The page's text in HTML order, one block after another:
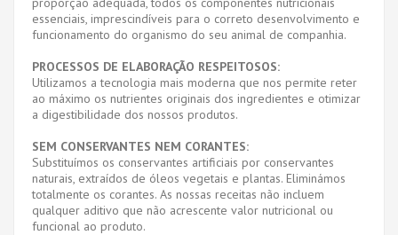
essenciais, imprescindíveis para o correto desenvolvimento e
funcionamento do organismo do seu animal de companhia.
PROCESSOS DE ELABORAÇÃO RESPEITOSOS:
Utilizamos a tecnologia mais moderna que nos permite reter
ao máximo os nutrientes originais dos ingredientes e otimizar
a digestibilidade dos nossos produtos.
SEM CONSERVANTES NEM CORANTES:
Substituímos os conservantes artificiais por conservantes
naturais, extraídos de óleos vegetais e plantas. Eliminámos
totalmente os corantes. As nossas receitas não incluem
qualquer aditivo que não acrescente valor nutricional ou
funcional ao produto.